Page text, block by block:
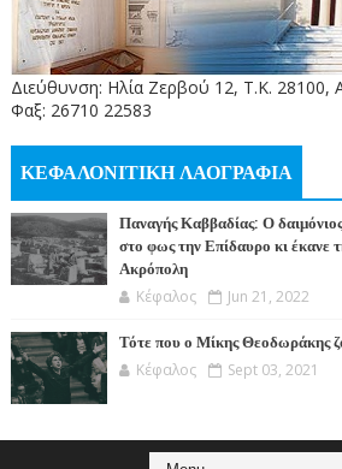
Διεύθυνση: Ηλία Ζερβού 12, Τ.Κ.
Φαξ: 26710 22583
ΚΕΦΑΛΟΝΙΤΙΚΗ ΛΑΟΓΡΑΦΙΑ
Παναγής Καββαδίας: Ο
στο φως την Επίδαυρο κι έκανε
Ακρόπολη
Κέφαλος Jun 21, 2022
Τότε που ο Μίκης Θεοδωράκης
Κέφαλος Sept 03, 2021